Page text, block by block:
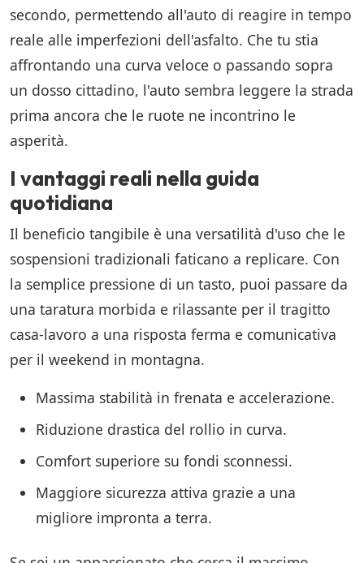
secondo, permettendo all'auto di reagire in tempo
reale alle imperfezioni dell'asfalto. Che tu stia
affrontando una curva veloce o passando sopra
un dosso cittadino, l'auto sembra leggere la strada
prima ancora che le ruote ne incontrino le
asperità.
I vantaggi reali nella guida
quotidiana
Il beneficio tangibile è una versatilità d'uso che le
sospensioni tradizionali faticano a replicare. Con
la semplice pressione di un tasto, puoi passare da
una taratura morbida e rilassante per il tragitto
casa-lavoro a una risposta ferma e comunicativa
per il weekend in montagna.
Massima stabilità in frenata e accelerazione.
Riduzione drastica del rollio in curva.
Comfort superiore su fondi sconnessi.
Maggiore sicurezza attiva grazie a una
migliore impronta a terra.